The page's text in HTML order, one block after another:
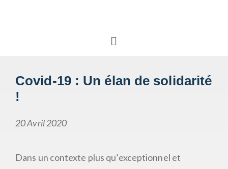
Covid-19 : Un élan de solidarité
!
20 Avril 2020
Dans un contexte plus qu’exceptionnel et